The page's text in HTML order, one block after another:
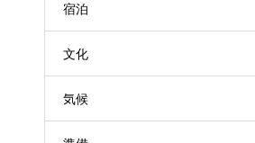
宿泊
文化
気候